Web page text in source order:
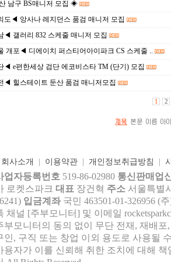
남구 BS매니저 모집 ◈
◀ 앙사나 레지던스 품검 매니저 모집
갤러리 832 스케줄 매니저 모집
개포◀ 디에이치 퍼스티어아이파크 CS 스케줄 ..
e편한세상 검단 에코비스타 TM (단기) 모집
◀ 힐스테이트 둔산 품검 매니저모집
1 2
회사소개 이용약관| 개인정보취급방침
업자등록번호 519-86-02980 통신판매업
로켓스파크 대표 장건혁 주소 서울특별
입금계좌 국민 463501-01-326956 (
채널 [주부모니터] 및 이메일 rocke
부모니터의 동의 없이 무단 전재, 재배
인, 구직 또는 창업 이외 용도로 사용될
용자가 이를 신뢰해 취한 조치에 대해 책